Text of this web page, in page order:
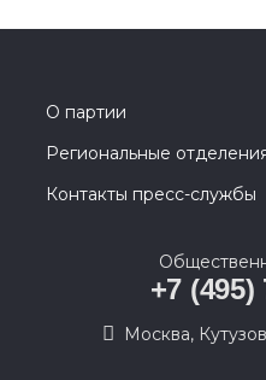
О партии
Региональные
Контакты пресс-службы
+7 (495)
Москва,